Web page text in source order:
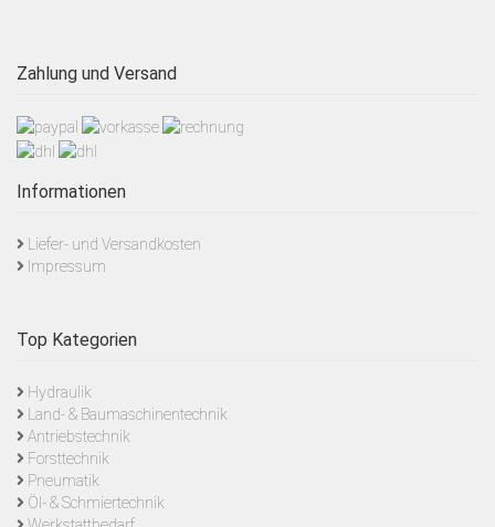
Zahlung und Versand
Informationen
Liefer- und Versandkosten
Impressum
Top Kategorien
Hydraulik
Land- & Baumaschinentechnik
Antriebstechnik
Forsttechnik
Pneumatik
Öl- & Schmiertechnik